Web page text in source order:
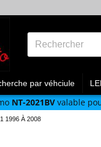
par véhciule
NT-2021BV valable
1996 À 2008